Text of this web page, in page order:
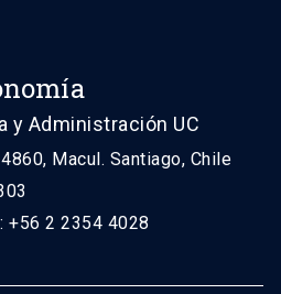
y Administración UC
Macul. Santiago, Chile
+56 2 2354 4028